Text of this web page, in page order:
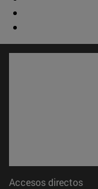
Accesos directos